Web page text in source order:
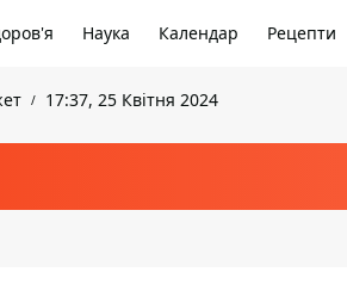
Наука Календар Рецепти
17:37, 25 Квітня 2024